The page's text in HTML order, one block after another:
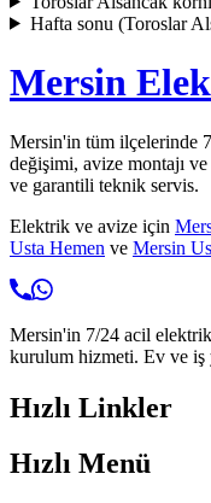
Hafta sonu (Toroslar
Mersin
Mersin'in tüm ilçelerinde
değişimi, avize montajı
ve garantili teknik servis.
Elektrik ve avize için
Usta Hemen ve Mersin
Mersin'in 7/24 acil
kurulum hizmeti. Ev ve iş
Hızlı Linkler
Hızlı Menü